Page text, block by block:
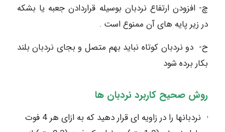
چ- افزودن ارتفاع نردبان بوسیله قراردادن جعبه یا بشکه
در زیر پایه های آن ممنوع است .
ح- دو نردبان کوتاه نباید بهم متصل و بجای نردبان بلند
بکار برده شود‎
روش صحیح کاربرد نردبان ها
نردبانها را در زاویه ای قرار دهید که به ازای هر 4 فوت